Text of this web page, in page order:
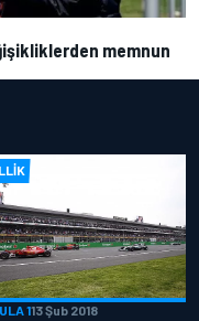
memnun
113 Şub 2018